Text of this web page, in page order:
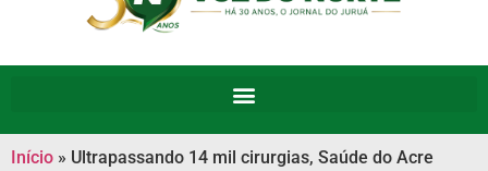
Início » Ultrapassando 14 mil cirurgias, Saúde do Acre